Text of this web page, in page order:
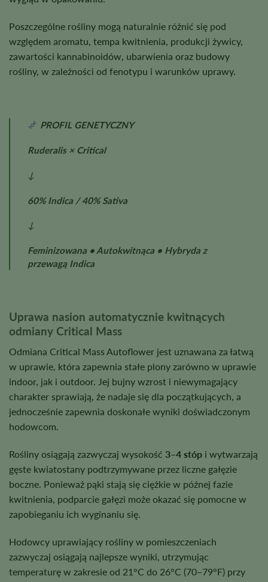
Poszczególne rośliny mogą naturalnie różnić się pod
względem aromatu, tempa kwitnienia, produkcji żywicy,
zawartości kannabinoidów, ubarwienia oraz budowy
rośliny, w zależności od fenotypu i warunków uprawy.
PROFIL GENETYCZNY
Ruderalis × Critical
↓
60% Indica / 40% Sativa
↓
Feminizowana • Autokwitnąca • Hybryda z
przewagą Indica
Uprawa nasion automatycznie kwitnących
odmiany Critical Mass
Odmiana Critical Mass Autoflower jest uznawana za łatwą
w uprawie, która zapewnia stałe plony zarówno w uprawie
indoor, jak i outdoor. Jej bujny wzrost i niewymagający
charakter sprawiają, że nadaje się dla początkujących, a
jednocześnie zapewnia doskonałe wyniki doświadczonym
hodowcom.
Rośliny osiągają zazwyczaj wysokość 3–4 stóp i wytwarzają
gęste kwiatostany podtrzymywane przez liczne gałęzie
boczne. Ponieważ pąki stają się ciężkie w późnej fazie
kwitnienia, podparcie gałęzi może okazać się pomocne w
zapobieganiu ich wyginaniu się.
Hodowcy uprawiający rośliny w pomieszczeniach
zazwyczaj osiągają najlepsze wyniki, utrzymując
temperaturę w zakresie od 21°C do 26°C (70–79°F) przy